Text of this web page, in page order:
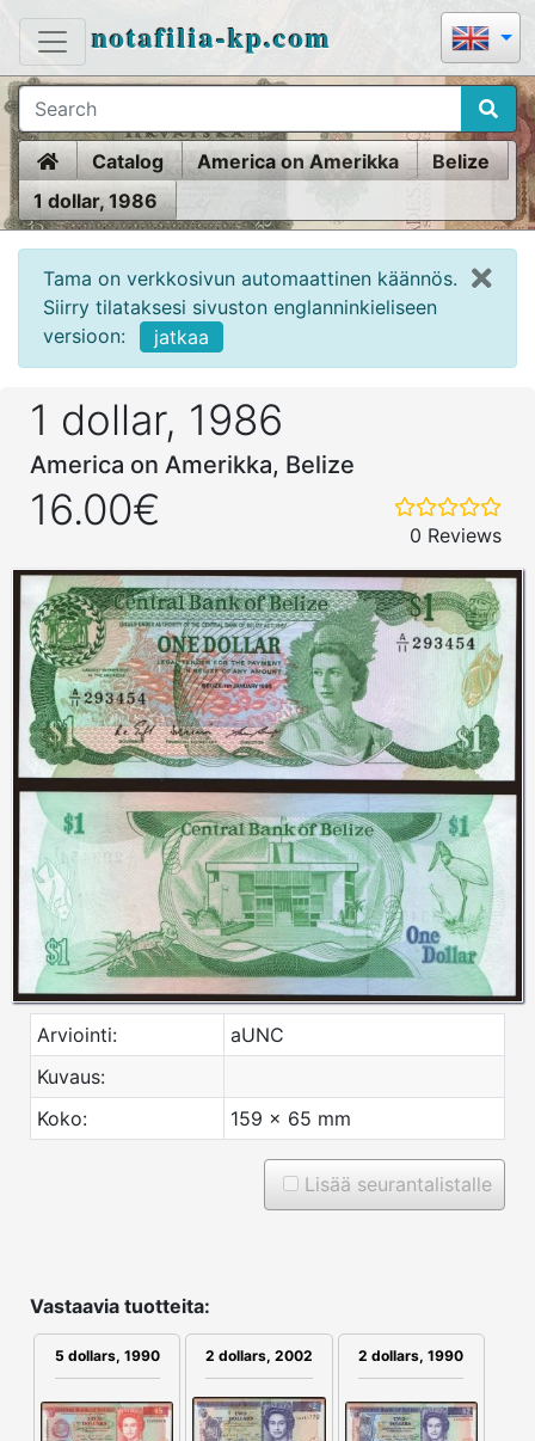
notafilia-kp.com
HomeCatalog America on Amerikka
Belize
1 dollar, 1986
Tama on verkkosivun automaattinen käännös.
Siirry tilataksesi sivuston englanninkieliseen
versioon:
jatkaa
1 dollar, 1986
America on Amerikka, Belize
16.00€
0 Reviews
Arviointi:
aUNC
Kuvaus:
Koko:
159 x 65 mm
Lisää seurantalistalle
Vastaavia tuotteita:
5 dollars, 1990 2 dollars, 2002 2 dollars, 1990